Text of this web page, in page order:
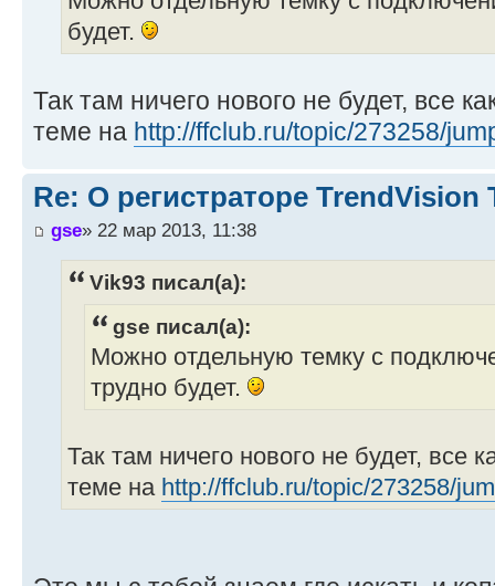
будет.
Так там ничего нового не будет, все
теме на http://ffclub.ru/topic/273258/
Re: О регистраторе TrendVision
gse» 22 мар 2013, 11:38
Vik93 писал(а):
gse писал(а):
Можно отдельную темку с
трудно будет.
Так там ничего нового не будет, все
теме на http://ffclub.ru/topic/273258/